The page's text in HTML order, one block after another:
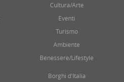
Cultura/Arte
Eventi
Turismo
Ambiente
Benessere/Lifestyle
Borghi d'Italia